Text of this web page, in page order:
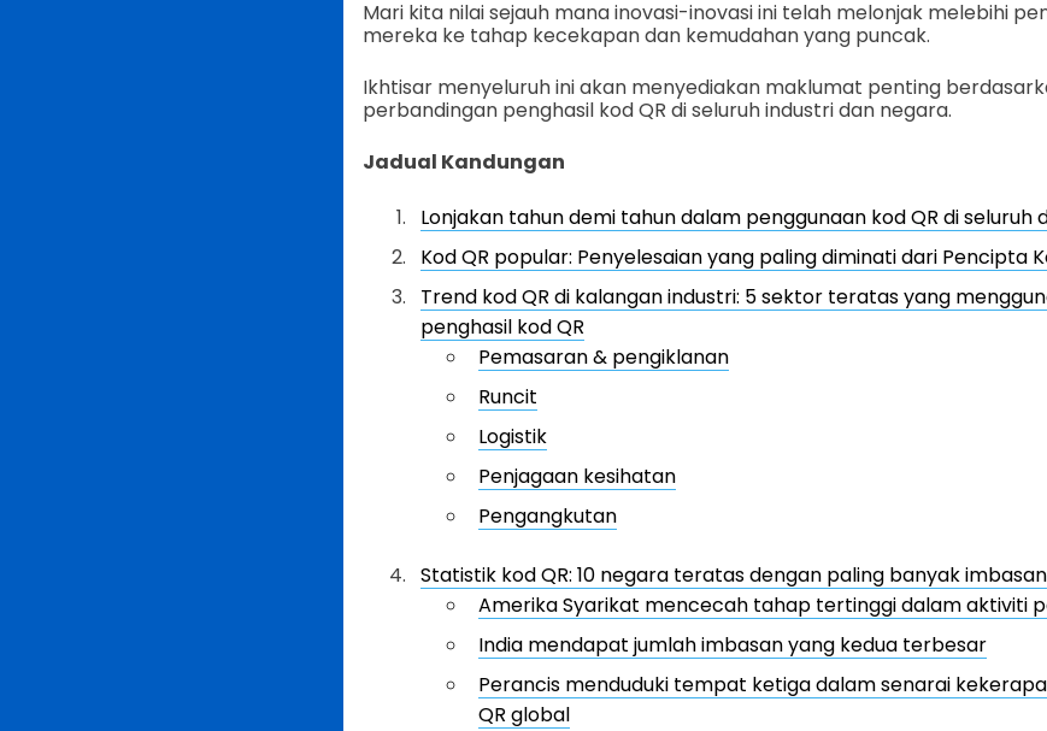
Mari kita nilai sejauh mana inovasi-inovasi ini telah melonjak melebihi
mereka ke tahap kecekapan dan kemudahan yang puncak.
Ikhtisar menyeluruh ini akan menyediakan maklumat penting
perbandingan penghasil kod QR di seluruh industri dan negara.
Jadual Kandungan
Lonjakan tahun demi tahun dalam penggunaan kod QR di seluruh
Kod QR popular: Penyelesaian yang paling diminati dari Pencipta
Trend kod QR di kalangan industri: 5 sektor teratas yang
penghasil kod QR
Pemasaran & pengiklanan
Runcit
Logistik
Penjagaan kesihatan
Pengangkutan
Statistik kod QR: 10 negara teratas dengan paling banyak imbasan
Amerika Syarikat mencecah tahap tertinggi dalam aktiviti
India mendapat jumlah imbasan yang kedua terbesar
Perancis menduduki tempat ketiga dalam senarai
QR global